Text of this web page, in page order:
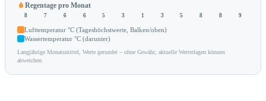
Regentage pro Monat
8 7 6 6 5 3 1 3 5 8 8 9
Lufttemperatur °C (Tageshöchstwerte, Balken/oben)
Wassertemperatur °C (darunter)
Langjährige Monatsmittel, Werte gerundet – ohne Gewähr, aktuelle Wetterlagen können
abweichen.